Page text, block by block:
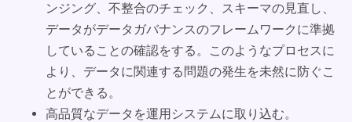
ンジング、不整合のチェック、スキーマの見直し、
データがデータガバナンスのフレームワークに準拠
していることの確認をする。このようなプロセスに
より、データに関連する問題の発生を未然に防ぐこ
とができる。
高品質なデータを運用システムに取り込む。